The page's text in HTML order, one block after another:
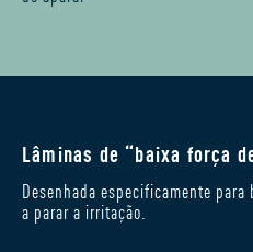
Lâminas de “baixa força
Desenhada especificamente
a parar a irritação.